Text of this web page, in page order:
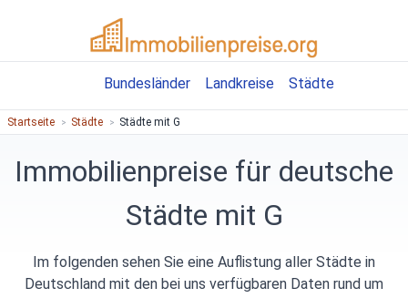
Bundesländer Landkreise Städte
Startseite Städte Städte mit G
Immobilienpreise für deutsche
Städte mit G
Im folgenden sehen Sie eine Auflistung aller Städte in
Deutschland mit den bei uns verfügbaren Daten rund um